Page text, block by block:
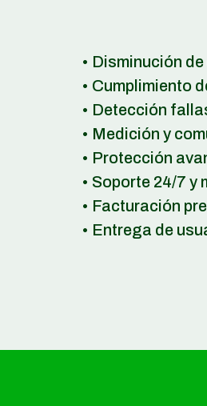
• Disminución
• Cumplimiento
• Detección
• Medición y
• Protección
• Soporte 24/7 y
• Facturación
• Entrega de